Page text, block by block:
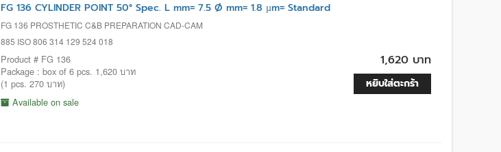
FG 136 CYLINDER POINT 50° Spec. L mm= 7.5 Ø mm= 1.8 µm= Standard
FG 136 PROSTHETIC C&B PREPARATION CAD-CAM
885 ISO 806 314 129 524 018
Product # FG 136
Package : box of 6 pcs. 1,620 บาท
(1 pcs. 270 บาท)
Available on sale
1,620 บาท
หยิบใส่ตะกร้า